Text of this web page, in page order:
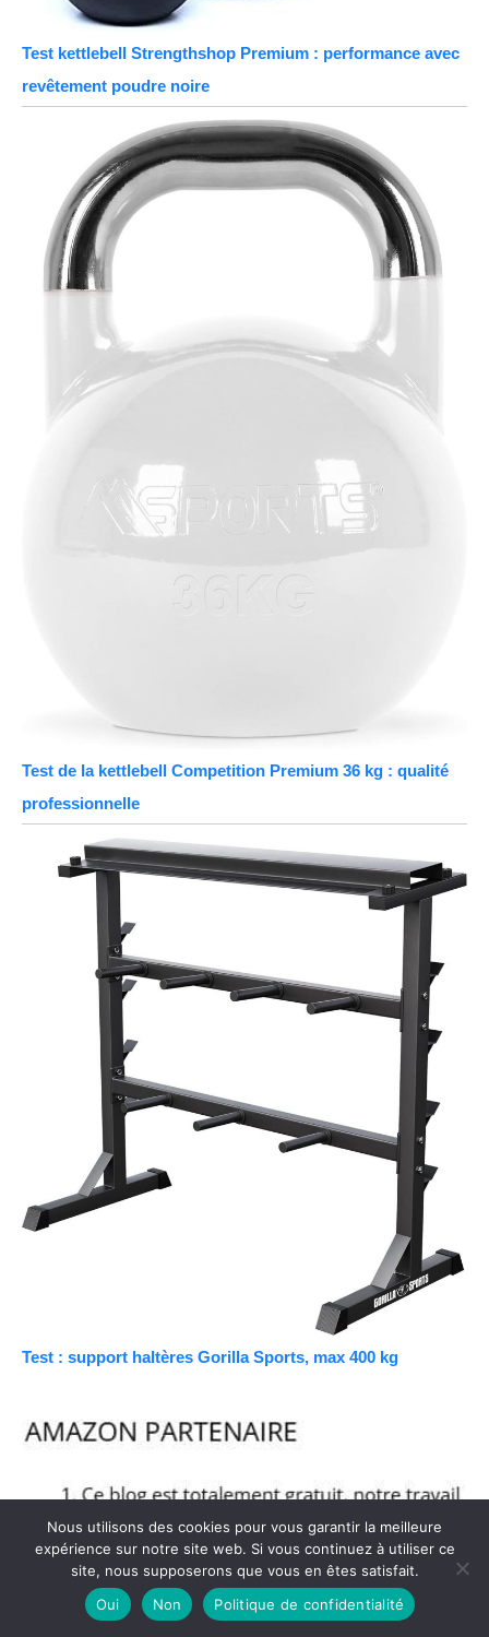
Test kettlebell Strengthshop Premium : performance avec
revêtement poudre noire
Test de la kettlebell Competition Premium 36 kg : qualité
professionnelle
Test : support haltères Gorilla Sports, max 400 kg
Nous utilisons des cookies pour vous garantir la meilleure
expérience sur notre site web. Si vous continuez à utiliser ce
site, nous supposerons que vous en êtes satisfait.
Oui
Non Politique de confidentialité